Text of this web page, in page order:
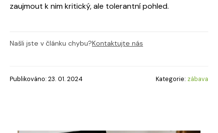
zaujmout k nim kritický, ale tolerantní pohled.
Našli jste v článku chybu?Kontaktujte nás
Publikováno: 23. 01. 2024 Kategorie: zábava